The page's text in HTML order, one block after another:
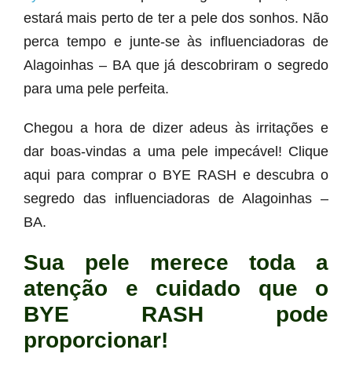
estará mais perto de ter a pele dos sonhos. Não
perca tempo e junte-se às influenciadoras de
Alagoinhas – BA que já descobriram o segredo
para uma pele perfeita.
Chegou a hora de dizer adeus às irritações e
dar boas-vindas a uma pele impecável! Clique
aqui para comprar o BYE RASH e descubra o
segredo das influenciadoras de Alagoinhas –
BA.
Sua pele merece toda a
atenção e cuidado que o
BYE RASH pode
proporcionar!